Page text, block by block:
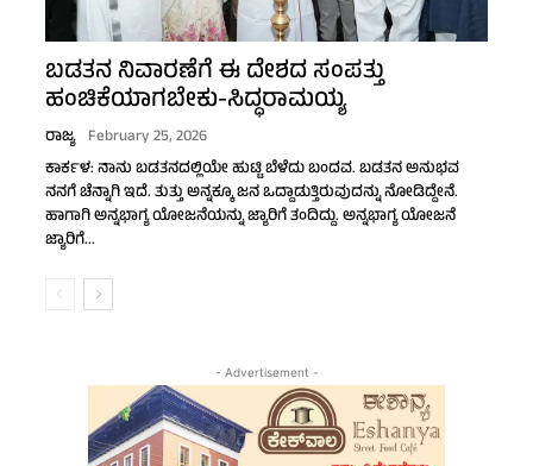
ಬಡತನ ನಿವಾರಣೆಗೆ ಈ ದೇಶದ ಸಂಪತ್ತು
ಹಂಚಿಕೆಯಾಗಬೇಕು-ಸಿದ್ಧರಾಮಯ್ಯ
ರಾಜ್ಯ February 25, 2026
ಕಾರ್ಕಳ: ನಾನು ಬಡತನದಲ್ಲಿಯೇ ಹುಟ್ಟಿ ಬೆಳೆದು ಬಂದವ. ಬಡತನ ಅನುಭವ
ನನಗೆ ಚೆನ್ನಾಗಿ ಇದೆ. ತುತ್ತು ಅನ್ನಕ್ಕೂ ಜನ ಒದ್ದಾಡುತ್ತಿರುವುದನ್ನು ನೋಡಿದ್ದೇನೆ.
ಹಾಗಾಗಿ ಅನ್ನಭಾಗ್ಯ ಯೋಜನೆಯನ್ನು ಜ್ಯಾರಿಗೆ ತಂದಿದ್ದು. ಅನ್ನಭಾಗ್ಯ ಯೋಜನೆ
ಜ್ಯಾರಿಗೆ...
- Advertisement -